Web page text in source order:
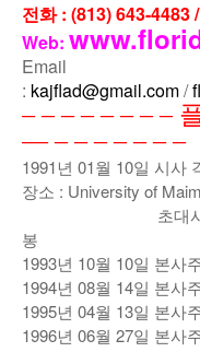
전화 : (813) 643-4483 /
Web:
Email
: kajflad@gmail.com/
– – – – – – – –
— – – – – – – –
1991년 01월 10일 시사
장소 : University of
초대사장에 김
봉
1993년 10월 10일 본사
1994년 08월 14일 본사
1995년 04월 13일 본사
1996년 06월 27일 본사